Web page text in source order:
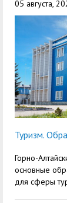
05 августа,
Туризм.
Горно-
основные
для сферы